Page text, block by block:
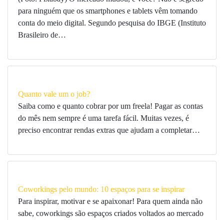
para ninguém que os smartphones e tablets vêm tomando
conta do meio digital. Segundo pesquisa do IBGE (Instituto
Brasileiro de…
Quanto vale um o job?
Saiba como e quanto cobrar por um freela! Pagar as contas
do mês nem sempre é uma tarefa fácil. Muitas vezes, é
preciso encontrar rendas extras que ajudam a completar…
Coworkings pelo mundo: 10 espaços para se inspirar
Para inspirar, motivar e se apaixonar! Para quem ainda não
sabe, coworkings são espaços criados voltados ao mercado